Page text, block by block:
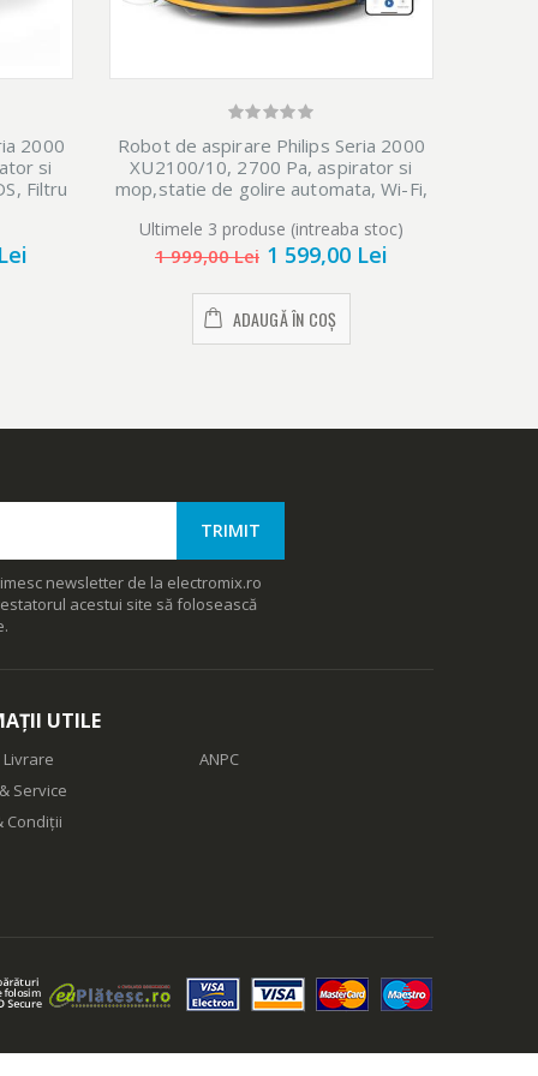
Select
Live
Poti
2000
si
Filtru
5
Robot de aspirare Philips Seria 2000
XU2100/10, 2700 Pa, aspirator si
mop,statie de golire automata, Wi-Fi,
lavabil, scanare la 360 de grade,
autonomie pana la 130 min, 5 harti,
Ultimele 3 produse (intreaba stoc)
1 999,00 Lei 1 599,00 Lei
ADAUGĂ ÎN COȘ
newsletter de la electromix.ro
acestui site să folosească
UTILE
Service
Condiții
ANPC